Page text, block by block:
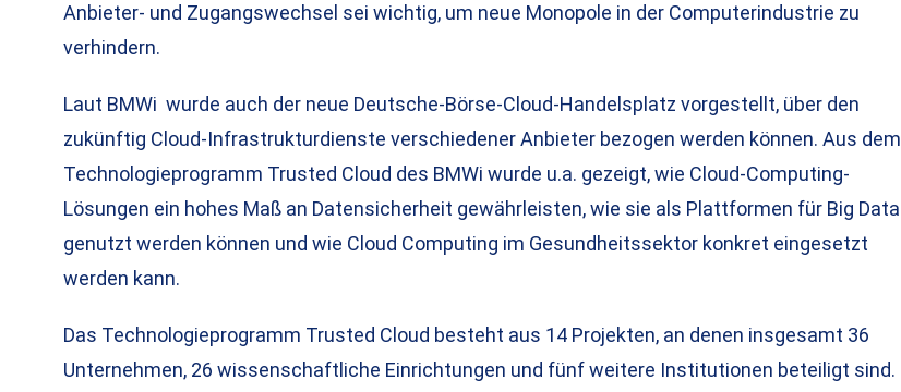
Anbieter- und Zugangswechsel sei wichtig, um neue Monopole in der Computerindustrie zu
verhindern.
Laut BMWi wurde auch der neue Deutsche-Börse-Cloud-Handelsplatz vorgestellt, über den
zukünftig Cloud-Infrastrukturdienste verschiedener Anbieter bezogen werden können. Aus dem
Technologieprogramm Trusted Cloud des BMWi wurde u.a. gezeigt, wie Cloud-Computing-
Lösungen ein hohes Maß an Datensicherheit gewährleisten, wie sie als Plattformen für Big Data
genutzt werden können und wie Cloud Computing im Gesundheitssektor konkret eingesetzt
werden kann.
Das Technologieprogramm Trusted Cloud besteht aus 14 Projekten, an denen insgesamt 36
Unternehmen, 26 wissenschaftliche Einrichtungen und fünf weitere Institutionen beteiligt sind.